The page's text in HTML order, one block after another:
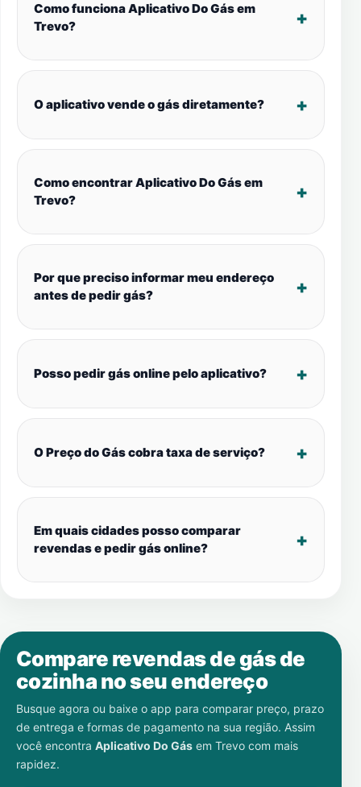
Como funciona Aplicativo Do Gás em
Trevo?
O aplicativo vende o gás diretamente?
Como encontrar Aplicativo Do Gás em
Trevo?
Por que preciso informar meu endereço
antes de pedir gás?
Posso pedir gás online pelo aplicativo?
O Preço do Gás cobra taxa de serviço?
Em quais cidades posso comparar
revendas e pedir gás online?
Compare revendas de gás de
cozinha no seu endereço
Busque agora ou baixe o app para comparar preço, prazo
de entrega e formas de pagamento na sua região. Assim
você encontra Aplicativo Do Gás em Trevo com mais
rapidez.